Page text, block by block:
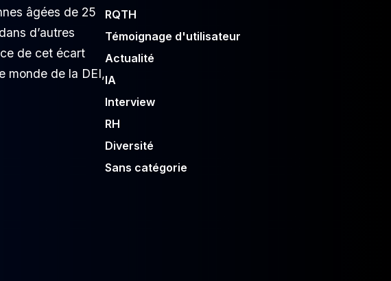
âgées de 25
d’autres
de cet écart
monde de la DEI,
RQTH
Témoignage d'utilisateur
Actualité
IA
Interview
RH
Diversité
Sans catégorie